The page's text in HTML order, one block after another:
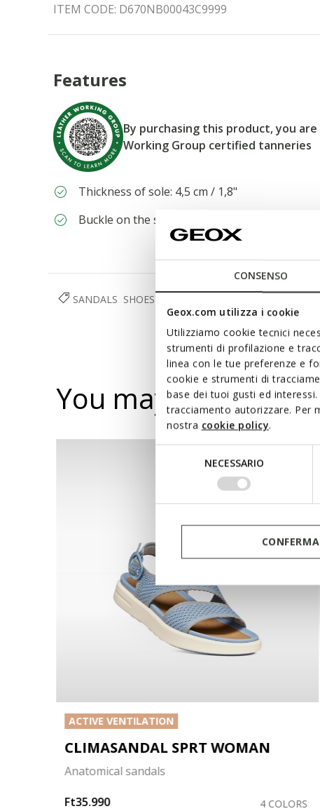
CONSENSO
Geox.com utilizza i cookie
Utilizziamo cookie tecnici
strumenti di profilazione e
linea con le tue preferenze e
cookie e strumenti di
base dei tuoi gusti ed
tracciamento autorizzare. Per
nostra cookie policy.
NECESSARIO
ITEM CODE: D670NB00043C9999
Features
By purchasing this product, you
Working Group certified tanneries
Thickness of sole: 4,5 cm / 1,8"
Buckle on the strap to adjust the fit
SANDALS SHOES
You may also like
ACTIVE VENTILATION
CLIMASANDAL SPRT WOMAN
Anatomical sandals
Ft35.990
4 COLORS